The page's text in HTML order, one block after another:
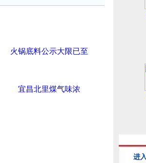
火锅底料公示大限已至
宜昌北里煤气味浓